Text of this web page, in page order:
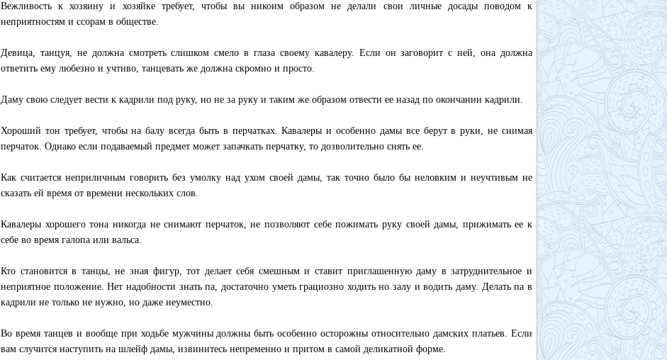
Вежливость к хозяину и хозяйке требует, чтобы вы никоим образом не делали свои личные досады поводом к
неприятностям и ссорам в обществе.
Девица, танцуя, не должна смотреть слишком смело в глаза своему кавалеру. Если он заговорит с ней, она должна
ответить ему любезно и учтиво, танцевать же должна скромно и просто.
Даму свою следует вести к кадрили под руку, но не за руку и таким же образом отвести ее назад по окончании кадрили.
Хороший тон требует, чтобы на балу всегда быть в перчатках. Кавалеры и особенно дамы все берут в руки, не снимая
перчаток. Однако если подаваемый предмет может запачкать перчатку, то дозволительно снять ее.
Как считается неприличным говорить без умолку над ухом своей дамы, так точно было бы неловким и неучтивым не
сказать ей время от времени нескольких слов.
Кавалеры хорошего тона никогда не снимают перчаток, не позволяют себе пожимать руку своей дамы, прижимать ее к
себе во время галопа или вальса.
Кто становится в танцы, не зная фигур, тот делает себя смешным и ставит приглашенную даму в затруднительное и
неприятное положение. Нет надобности знать па, достаточно уметь грациозно ходить но залу и водить даму. Делать па в
кадрили не только не нужно, но даже неуместно.
Во время танцев и вообще при ходьбе мужчины должны быть особенно осторожны относительно дамских платьев. Если
вам случится наступить на шлейф дамы, извинитесь непременно и притом в самой деликатной форме.